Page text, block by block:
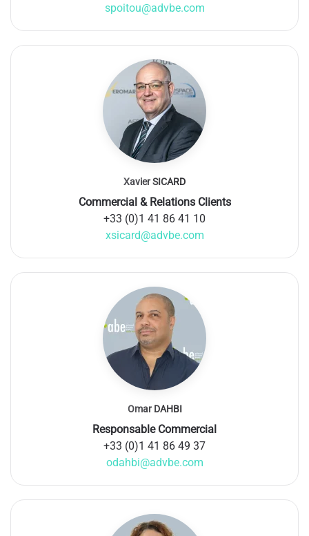
spoitou@advbe.com
Xavier SICARD
Commercial & Relations Clients
+33 (0)1 41 86 41 10
xsicard@advbe.com
Omar DAHBI
Responsable Commercial
+33 (0)1 41 86 49 37
odahbi@advbe.com